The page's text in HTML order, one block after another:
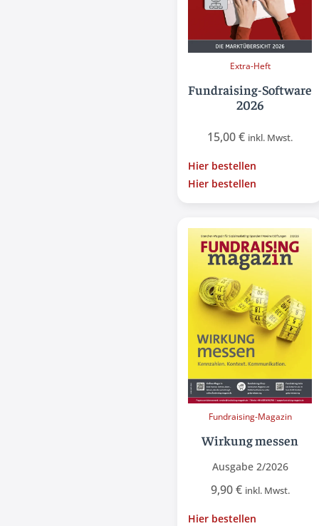
Extra-Heft
Fundraising-Software
2026
15,00€ inkl. Mwst.
Hier bestellen
Hier bestellen
Fundraising-Magazin
Wirkung messen
Ausgabe 2/2026
9,90€ inkl. Mwst.
Hier bestellen